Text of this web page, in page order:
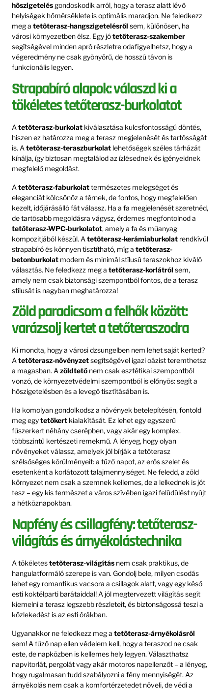
hőszigetelés gondoskodik arról, hogy a terasz alatt lévő
helyiségek hőmérséklete is optimális maradjon. Ne feledkezz
meg a tetőterasz-hangszigetelésről sem, különösen, ha
városi környezetben élsz. Egy jótetőterasz-szakember
segítségével minden apró részletre odafigyelhetsz, hogy a
végeredmény ne csak gyönyörű, de hosszú távon is
funkcionális legyen.
Strapabíró alapok: válaszd ki a
tökéletes tetőterasz-burkolatot
Atetőterasz-burkolat kiválasztása kulcsfontosságú döntés,
hiszen ez határozza meg a terasz megjelenését és tartósságát
is. Atetőterasz-teraszburkolat lehetőségek széles tárházát
kínálja, így biztosan megtalálod az ízlésednek és igényeidnek
megfelelő megoldást.
Atetőterasz-faburkolattermészetes melegséget és
eleganciát kölcsönöz a térnek, de fontos, hogy megfelelően
kezelt, időjárásálló fát válassz. Ha a fa megjelenését szeretnéd,
de tartósabb megoldásra vágysz, érdemes megfontolnod a
tetőterasz-WPC-burkolatot, amely a fa és műanyag
kompozitjából készül. Atetőterasz-kerámiaburkolat rendkívül
strapabíró és könnyen tisztítható, míg a tetőterasz-
betonburkolat modern és minimál stílusú teraszokhoz kiváló
választás. Ne feledkezz meg a tetőterasz-korlátról sem,
amely nem csak biztonsági szempontból fontos, de a terasz
stílusát is nagyban meghatározza!
Zöld paradicsom a felhők között:
varázsolj kertet a tetőteraszodra
Ki mondta, hogy a városi dzsungelben nem lehet saját kerted?
Atetőterasz-növényzetsegítségével igazi oázist teremthetsz
a magasban. Azöldtető nem csak esztétikai szempontból
vonzó, de környezetvédelmi szempontból is előnyös: segít a
hőszigetelésben és a levegő tisztításában is.
Ha komolyan gondolkodsz a növények betelepítésén, fontold
meg egytetőkert kialakítását. Ez lehet egy egyszerű
fűszerkert néhány cserépben, vagy akár egy komplex,
többszintű kertészeti remekmű. A lényeg, hogy olyan
növényeket válassz, amelyek jól bírják a tetőterasz
szélsőséges körülményeit: a tűző napot, az erős szelet és
esetenként a korlátozott talajmennyiséget. Ne feledd, a zöld
környezet nem csak a szemnek kellemes, de a lelkednek is jót
tesz – egy kis természet a város szívében igazi felüdülést nyújt
a hétköznapokban.
Napfény és csillagfény: tetőterasz-
világítás és árnyékolástechnika
A tökéletestetőterasz-világítás nem csak praktikus, de
hangulatformáló szerepe is van. Gondolj bele, milyen csodás
lehet egy romantikus vacsora a csillagok alatt, vagy egy késő
esti koktélparti barátaiddal! A jól megtervezett világítás segít
kiemelni a terasz legszebb részleteit, és biztonságossá teszi a
közlekedést is az esti órákban.
Ugyanakkor ne feledkezz meg a tetőterasz-árnyékolásról
sem! A tűző nap ellen védelem kell, hogy a teraszod ne csak
este, de napközben is kellemes hely legyen. Választhatsz
napvitorlát, pergolát vagy akár motoros napellenzőt – a lényeg,
hogy rugalmasan tudd szabályozni a fény mennyiségét. Az
árnyékolás nem csak a komfortérzetedet növeli, de védi a